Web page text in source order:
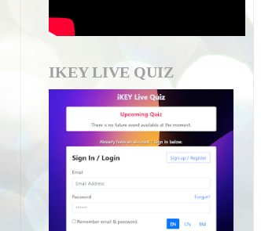
IKEY LIVE QUIZ